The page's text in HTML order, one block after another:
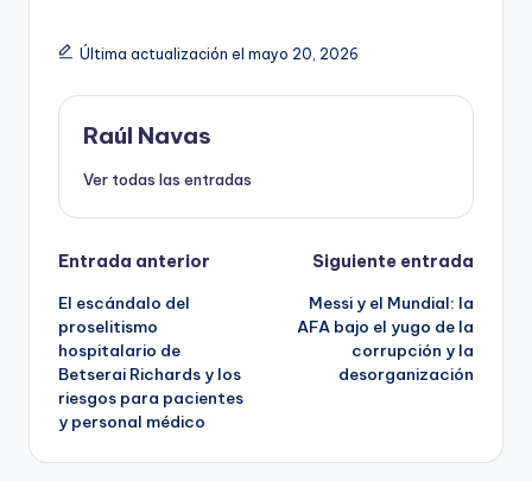
Última actualización el mayo 20, 2026
Raúl Navas
Ver todas las entradas
Navegación
de
entradas
Entrada anterior
El escándalo del
proselitismo
hospitalario de
Betserai Richards y los
riesgos para pacientes
y personal médico
Siguiente entrada
Messi y el Mundial: la
AFA bajo el yugo de la
corrupción y la
desorganización